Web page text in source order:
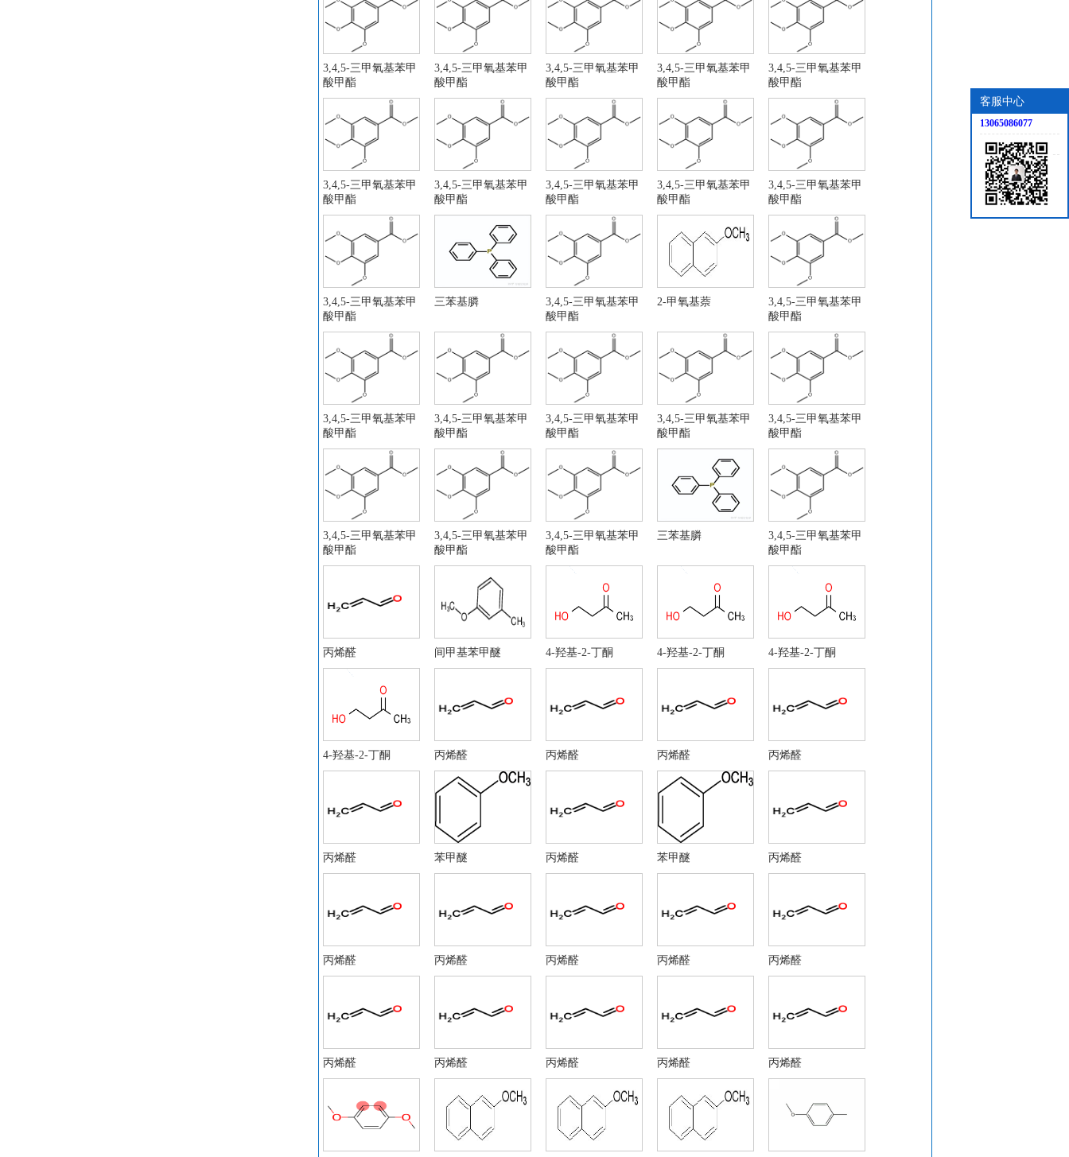
甲醇镁
4-羟基-2-丁酮
败脂醛
丙烯醛
3,4-二氢-7-羟基-2(1H)-喹啉酮 CAS：22246-18-0
1-(2,3-二氯苯基)哌嗪盐酸盐 CAS: 119532-26-
2;41202-77-1
氯甲酸十六酯
氯化亚砜 CAS 7719-09-7
氯甲酸十六烷基酯 CAS NO. 26272-90-2
氯化亚砜 CAS RN: 7719-09-7
3-氯苯胺
对苯二甲醚
去氢表雄酮
五硫化二磷
间氯溴苯
N-羟基丁二酰亚胺
4-硝基苯胺
莱克酮
(3R,3AS,6AR)-六氢呋喃并[2,3-B]呋喃-3-醇
六氢-呋喃并[2,3-B]呋喃-3-醇
1,4-丁二醇
四氢呋喃
苯硼酸
4-雄烯二酮
2-溴噻吩
葡萄糖酸内酯
卡格列净
N-甲基吗啉
对溴氟苯
液体甲醇镁
苄氧基乙醛
安息香酸
乙酸正丙酯
氟硅酸钾
氧化苯乙烯
间苯二甲醚
十六(烷)基氯甲酸酯
二氯乙烷
苯蚁酸
氟硼酸 CAS 16872-11-0
苯酸
苯甲酸
甲基吡咯烷酮
N-甲基-A-吡咯烷酮
N-甲基吡咯烷
N-甲基吡咯烷酮
三苯基膦
铜铁试剂
异己二醇
正丁基锂
碳酸二苯酯
二甲氨基二硫代甲酸钠
二甲基二硫醚
3-甲基-2-丁烯醛
三苯基膦
2，4，6-三羟基-1，3，5-三嗪
间甲基苯甲醚
2-萘甲醚
2-甲氧基萘
对甲基苯甲醚
氟硼酸钾 CAS: 14075-53-7
氟硼酸铵 CAS 13826-83-0
氟钛酸钾 CAS号:16919-27-0
氟锆酸 CAS 12021-95-3
己二酸
1-氨基乙烷
环氧氯丙烷
丙烯酸
马来酸酐
乙烯基氰
顺酐
亚硝酸钠
1,2-二甲氧基乙烷
3,4,5-三甲氧基苯甲
酸甲酯
3,4,5-三甲氧基苯甲
酸甲酯
3,4,5-三甲氧基苯甲
酸甲酯
3,4,5-三甲氧基苯甲
酸甲酯
3,4,5-三甲氧基苯甲
酸甲酯
3,4,5-三甲氧基苯甲
酸甲酯
3,4,5-三甲氧基苯甲
酸甲酯
3,4,5-三甲氧基苯甲
酸甲酯
3,4,5-三甲氧基苯甲
酸甲酯
3,4,5-三甲氧基苯甲
酸甲酯
3,4,5-三甲氧基苯甲
酸甲酯
三苯基膦
3,4,5-三甲氧基苯甲
酸甲酯
2-甲氧基萘
3,4,5-三甲氧基苯甲
酸甲酯
3,4,5-三甲氧基苯甲
酸甲酯
3,4,5-三甲氧基苯甲
酸甲酯
3,4,5-三甲氧基苯甲
酸甲酯
3,4,5-三甲氧基苯甲
酸甲酯
3,4,5-三甲氧基苯甲
酸甲酯
3,4,5-三甲氧基苯甲
酸甲酯
3,4,5-三甲氧基苯甲
酸甲酯
3,4,5-三甲氧基苯甲
酸甲酯
三苯基膦
3,4,5-三甲氧基苯甲
酸甲酯
丙烯醛 间甲基苯甲醚 4-羟基-2-丁酮 4-羟基-2-丁酮 4-羟基-2-丁酮
4-羟基-2-丁酮 丙烯醛 丙烯醛 丙烯醛 丙烯醛
丙烯醛 苯甲醚 丙烯醛 苯甲醚 丙烯醛
丙烯醛 丙烯醛 丙烯醛 丙烯醛 丙烯醛
丙烯醛 丙烯醛 丙烯醛 丙烯醛 丙烯醛
客服中心
13065086077